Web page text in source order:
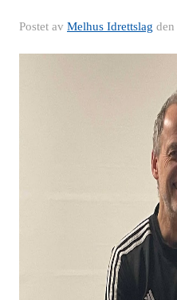
Postet av Melhus Idrettslag den